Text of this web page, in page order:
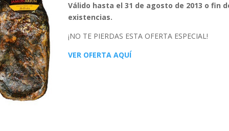
Válido hasta el 31 de agosto de 2013 o fin
existencias.
¡NO TE PIERDAS ESTA OFERTA ESPECIAL!
VER OFERTA AQUÍ